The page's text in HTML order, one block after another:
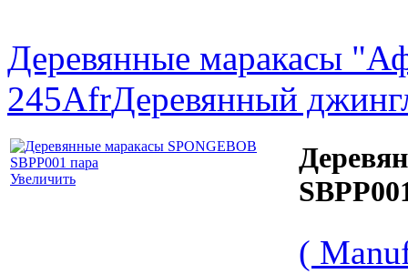
Деревянные маракасы
245AfrДеревянный
Увеличить
(